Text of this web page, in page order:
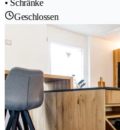
• Schränke
Geschlossen